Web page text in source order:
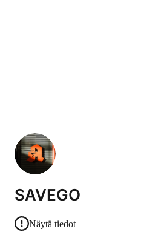
SAVEGO
Näytä tiedot